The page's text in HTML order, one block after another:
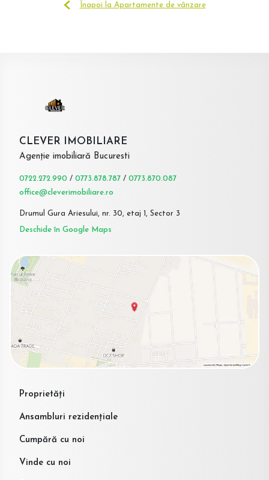
Înapoi la Apartamente de vânzare
CLEVER IMOBILIARE
Agenție imobiliară Bucuresti
0722.272.990 / 0773.878.787 / 0773.870.087
office@cleverimobiliare.ro
Drumul Gura Ariesului, nr. 30, etaj 1, Sector 3
Deschide în Google Maps
Proprietăți
Ansambluri rezidențiale
Cumpără cu noi
Vinde cu noi